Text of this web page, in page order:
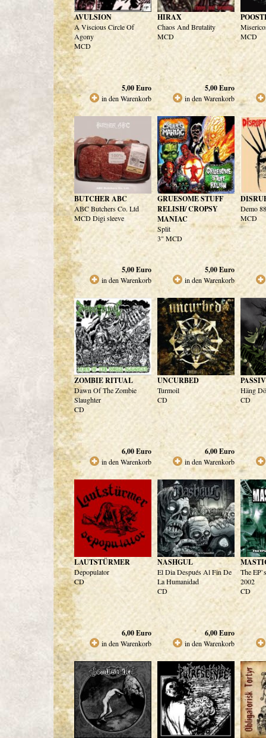
AVULSION
A Viscious Circle Of
Agony
MCD
5,00Euro
in den Warenkorb
HIRAX
Chaos And Brutality
MCD
5,00Euro
in den Warenkorb
MCD
BUTCHER ABC
ABC Butchers Co. Ltd
MCD Digi sleeve
5,00Euro
in den Warenkorb
GRUESOME STUFF
RELISH/ CROPSY
MANIAC
Split
3" MCD
5,00Euro
in den Warenkorb
Demo 88
MCD
ZOMBIE RITUAL
Dawn Of The Zombie
Slaughter
CD
6,00Euro
in den Warenkorb
UNCURBED
Turmoil
CD
6,00Euro
in den Warenkorb
Häng
CD
LAUTSTÜRMER
Depopulator
CD
6,00Euro
in den Warenkorb
NASHGUL
El Dia Después Al Fin De
La Humanidad
CD
6,00Euro
in den Warenkorb
The
2002
CD